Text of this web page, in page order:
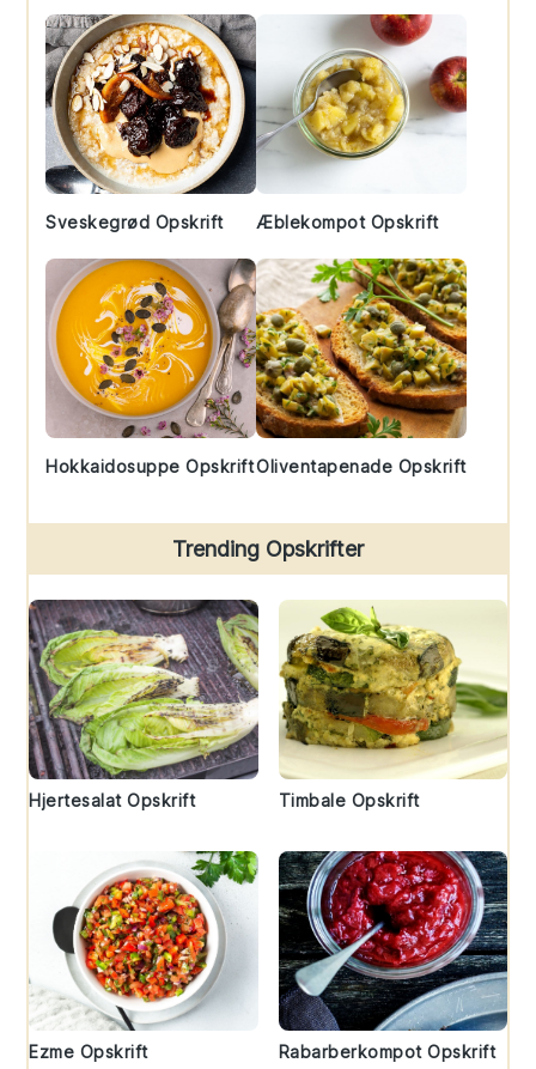
Sveskegrød Opskrift Æblekompot Opskrift
Hokkaidosuppe OpskriftOliventapenade Opskrift
Trending Opskrifter
Hjertesalat Opskrift Timbale Opskrift
Ezme Opskrift Rabarberkompot Opskrift